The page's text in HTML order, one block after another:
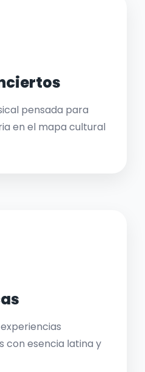
pensada para
en el mapa cultural
con esencia latina y